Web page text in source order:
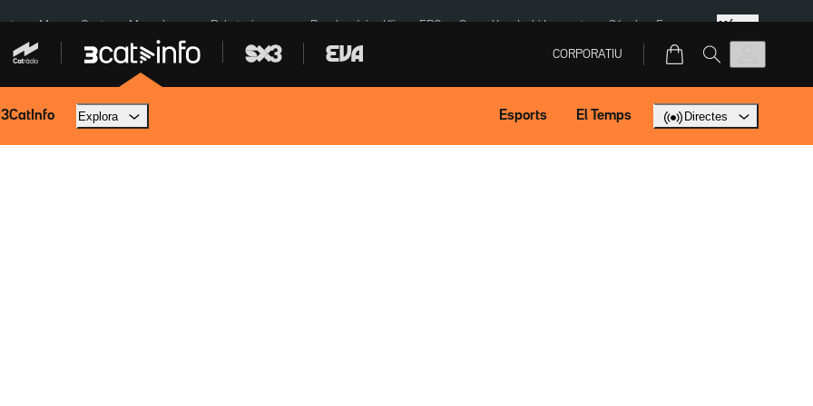
Menors Ceuta Mercabarna Robatoris coure Bombardejos Kíiv ERC SpaceX Isaki Lacuesta Sánchez Europa Més
CORPORATIU
3CatInfo Explora Esports El Temps Directes